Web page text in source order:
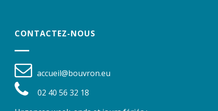
CONTACTEZ-NOUS
accueil@bouvron.eu
02 40 56 32 18